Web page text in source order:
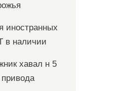
иностранных
в наличии
хавал н 5